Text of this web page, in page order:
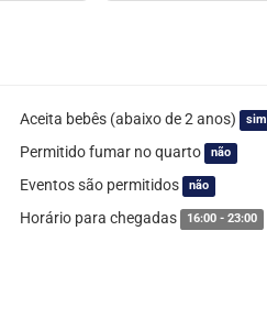
Aceita bebês (abaixo de 2 anos) sim
Permitido fumar no quarto não
Eventos são permitidos não
Horário para chegadas 16:00 - 23:00